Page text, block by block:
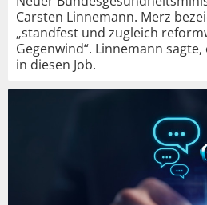
Carsten Linnemann. Merz
„standfest und zugleich
Gegenwind“. Linnemann
in diesen Job.